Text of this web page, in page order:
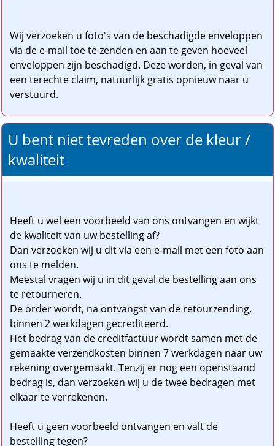
Wij verzoeken u foto's van de beschadigde enveloppen
via de e-mail toe te zenden en aan te geven hoeveel
enveloppen zijn beschadigd. Deze worden, in geval van
een terechte claim, natuurlijk gratis opnieuw naar u
verstuurd.
U bent niet tevreden over de kleur /
kwaliteit
Heeft uwel een voorbeeld van ons ontvangen en wijkt
de kwaliteit van uw bestelling af?
Dan verzoeken wij u dit via een e-mail met een foto aan
ons te melden.
Meestal vragen wij u in dit geval de bestelling aan ons
te retourneren.
De order wordt, na ontvangst van de retourzending,
binnen 2 werkdagen gecrediteerd.
Het bedrag van de creditfactuur wordt samen met de
gemaakte verzendkosten binnen 7 werkdagen naar uw
rekening overgemaakt. Tenzij er nog een openstaand
bedrag is, dan verzoeken wij u de twee bedragen met
elkaar te verrekenen.
Heeft u geen voorbeeld ontvangen en valt de
bestelling tegen?